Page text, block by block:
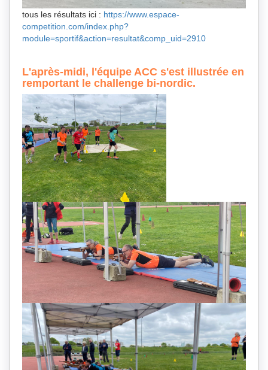
tous les résultats ici : https://www.espace-
competition.com/index.php?
module=sportif&action=resultat&comp_uid=2910
L'après-midi, l'équipe ACC s'est illustrée en
remportant le challenge bi-nordic.